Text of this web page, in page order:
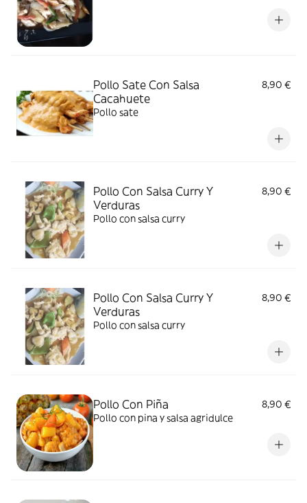
Pollo Sate Con Salsa
Cacahuete
8,90 €
Pollo sate
Pollo Con Salsa Curry Y
Verduras
8,90 €
Pollo con salsa curry
Pollo Con Salsa Curry Y
Verduras
8,90 €
Pollo con salsa curry
Pollo Con Piña
8,90 €
Pollo con pina y salsa agridulce